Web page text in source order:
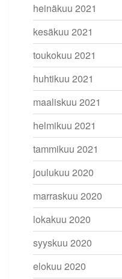
heinäkuu 2021
kesäkuu 2021
toukokuu 2021
huhtikuu 2021
maaliskuu 2021
helmikuu 2021
tammikuu 2021
joulukuu 2020
marraskuu 2020
lokakuu 2020
syyskuu 2020
elokuu 2020